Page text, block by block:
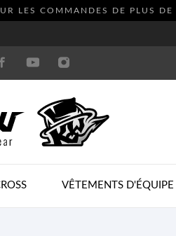
LES COMMANDES DE PLUS DE
VÊTEMENTS D'ÉQUIPE